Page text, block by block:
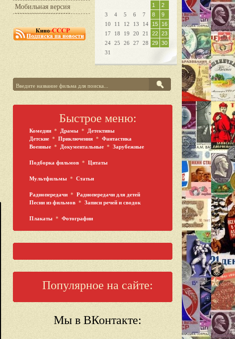
Мобильная версия
1
2
3
4 5 6 7 8
9
10
11 12 13 14 15
16
17
18 19 20 21 22 23
24 25 26 27 28 29 30
31
Быстрое меню:
Комедии * Драмы *
Детективы
Детские * Приключения * Фантастика
Военные * Документальные * Зарубежные
Подборка фильмов * Цитаты
Мультфильмы * Статьи
Радиопередачи * Радиопередачи для детей
Песни из фильмов * Записи речей и сводок
Плакаты * Фотографии
Популярное на сайте:
Мы в ВКонтакте: